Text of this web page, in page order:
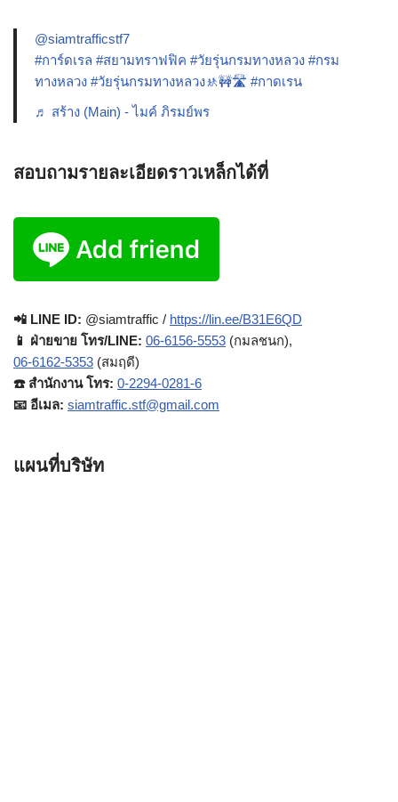
@siamtrafficstf7
#การ์ดเรล #สยามทราฟฟิค #วัยรุ่นกรมทางหลวง #กรม
ทางหลวง #วัยรุ่นกรมทางหลวง🚸🚧🛣️ #กาดเรน
♬ สร้าง (Main) - ไมค์ ภิรมย์พร
สอบถามรายละเอียดราวเหล็กได้ที่
📲 LINE ID: @siamtraffic / https://lin.ee/B31E6QD
📱 ฝ่ายขาย โทร/LINE: 06-6156-5553 (กมลชนก),
06-6162-5353 (สมฤดี)
☎️ สำนักงาน โทร: 0-2294-0281-6
📧 อีเมล: siamtraffic.stf@gmail.com
แผนที่บริษัท